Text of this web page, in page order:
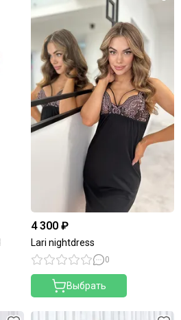
4 300 ₽
Lari nightdress
0
Выбрать